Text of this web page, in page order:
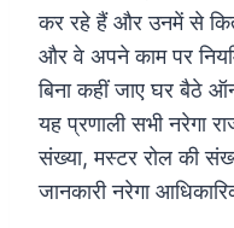
कर रहे हैं और उनमें से
और वे अपने काम पर
बिना कहीं जाए घर बैठे
यह प्रणाली सभी नरेगा
संख्या, मस्टर रोल की
जानकारी नरेगा